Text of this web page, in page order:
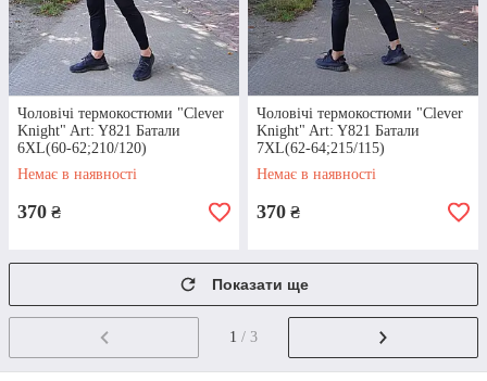
РОЗРАХУНОК
Ми працюємо офіційно, тож приймаємо як
можете внести кошти на рахунок, скористатися
при отриманні.
Чоловічі термокостюми "Clever
Knight" Art: Y821 Батали
6XL(60-62;210/120)
Немає в наявності
370 ₴
Чоловічі термокостюми "Clever
Knight" Art: Y821 Батали
7XL(62-64;215/115)
Немає в наявності
370 ₴
Показати ще
1 / 3